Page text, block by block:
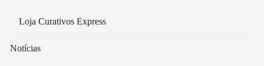
Loja Curativos Express
Notícias